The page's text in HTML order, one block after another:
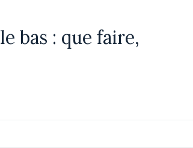
bas : que faire,